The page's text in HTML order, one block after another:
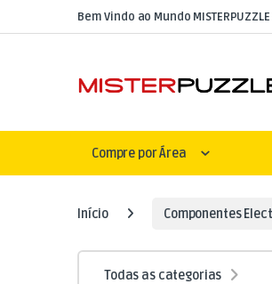
Skip to navigation
Skip to contentBem Vindo ao Mundo MISTERPUZZLE
Compre por Área
Início Componentes
Todas as categorias